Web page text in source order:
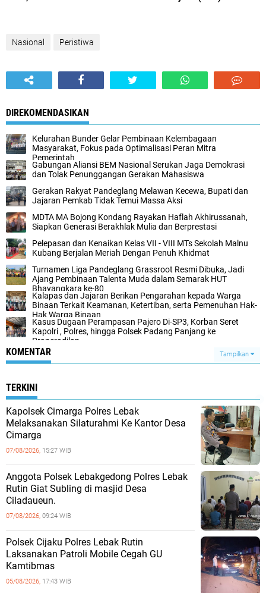
Nasional Peristiwa
DIREKOMENDASIKAN
Kelurahan Bunder Gelar Pembinaan Kelembagaan
Masyarakat, Fokus pada Optimalisasi Peran Mitra
Pemerintah
Gabungan Aliansi BEM Nasional Serukan Jaga Demokrasi
dan Tolak Penunggangan Gerakan Mahasiswa
Gerakan Rakyat Pandeglang Melawan Kecewa, Bupati dan
Jajaran Pemkab Tidak Temui Massa Aksi
MDTA MA Bojong Kondang Rayakan Haflah Akhirussanah,
Siapkan Generasi Berakhlak Mulia dan Berprestasi
Pelepasan dan Kenaikan Kelas VII - VIII MTs Sekolah Malnu
Kubang Berjalan Meriah Dengan Penuh Khidmat
Turnamen Liga Pandeglang Grassroot Resmi Dibuka, Jadi
Ajang Pembinaan Talenta Muda dalam Semarak HUT
Bhayangkara ke-80
Kalapas dan Jajaran Berikan Pengarahan kepada Warga
Binaan Terkait Keamanan, Ketertiban, serta Pemenuhan Hak-
Hak Warga Binaan
Kasus Dugaan Perampasan Pajero Di-SP3, Korban Seret
Kapolri , Polres, hingga Polsek Padang Panjang ke
Praperadilan
KOMENTAR Tampilkan
TERKINI
Kapolsek Cimarga Polres Lebak
Melaksanakan Silaturahmi Ke Kantor Desa
Cimarga
07/08/2026, 15:27 WIB
Anggota Polsek Lebakgedong Polres Lebak
Rutin Giat Subling di masjid Desa
Ciladaueun.
07/08/2026, 09:24 WIB
Polsek Cijaku Polres Lebak Rutin
Laksanakan Patroli Mobile Cegah GU
Kamtibmas
05/08/2026, 17:43 WIB